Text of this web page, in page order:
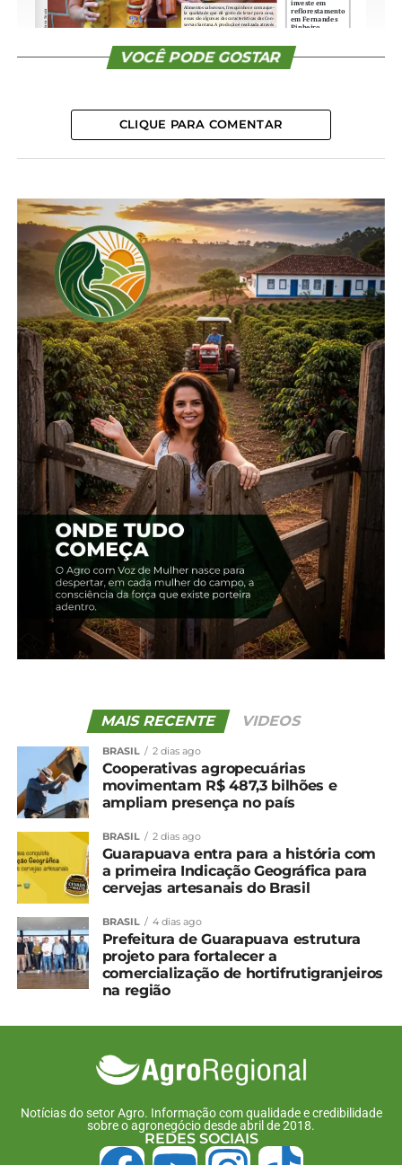
Compartilhe isso:
Facebook 18+
Relacionado
Edição 08 – Irati
22 de novembro, 2023
Em "2018"
Edição 01 – Abril
21 de novembro, 2023
Em "2018"
Edição 02 – Maio
22 de novembro, 2023
Em "2018"
TÓPICOS RELACIONADOS:
UP NEXT
Edição 10 – Fevereiro
Edição 08 – Irati
CONTINUE READING
VOCÊ PODE GOSTAR
CLIQUE PARA COMENTAR
MAIS RECENTE VIDEOS
BRASIL 2 dias ago
Cooperativas agropecuárias
movimentam R$ 487,3 bilhões e
ampliam presença no país
BRASIL 2 dias ago
Guarapuava entra para a história com
a primeira Indicação Geográfica para
cervejas artesanais do Brasil
BRASIL 4 dias ago
Prefeitura de Guarapuava estrutura
projeto para fortalecer a
comercialização de hortifrutigranjeiros
na região
Notícias do setor Agro. Informação com qualidade e credibilidade
sobre o agronegócio desde abril de 2018.
REDES SOCIAIS